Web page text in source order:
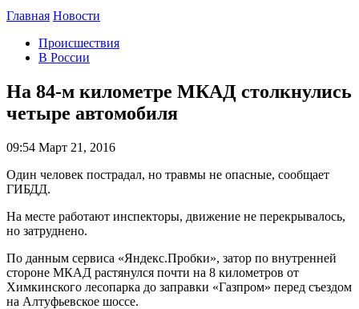
Главная Новости
Происшествия
В России
На 84-м километре МКАД столкнулись
четыре автомобиля
09:54 Март 21, 2016
Один человек пострадал, но травмы не опасные, сообщает
ГИБДД.
На месте работают инспекторы, движение не перекрывалось,
но затруднено.
По данным сервиса «Яндекс.Пробки», затор по внутренней
стороне МКАД растянулся почти на 8 километров от
Химкинского лесопарка до заправки «Газпром» перед съездом
на Алтуфьевское шоссе.